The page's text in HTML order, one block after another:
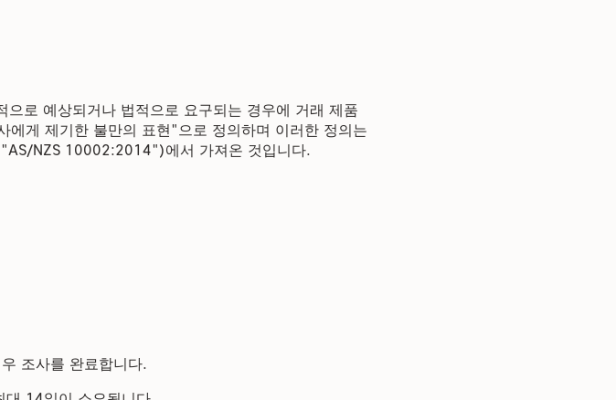
로 예상되거나 법적으로 요구되는 경우에 거래 제품
게 제기한 불만의 표현"으로 정의하며 이러한 정의는
NZS 10002:2014")에서 가져온 것입니다.
조사를 완료합니다.